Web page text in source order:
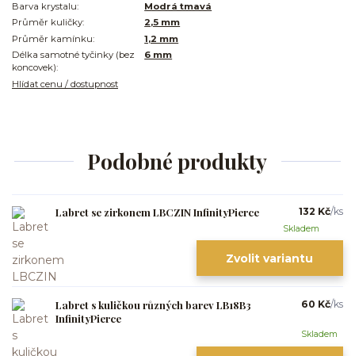
Barva krystalu:
Modrá tmavá
Průměr kuličky:
2,5 mm
Průměr kamínku:
1,2 mm
Délka samotné tyčinky (bez
koncovek):
6 mm
Hlídat cenu / dostupnost
Podobné produkty
Labret se zirkonem LBCZIN InfinityPierce 132 Kč/ks
Skladem
Zvolit variantu
Labret s kuličkou různých barev LB18B3
InfinityPierce
60 Kč/ks
Skladem